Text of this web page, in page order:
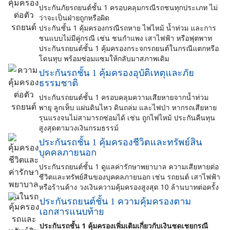
ประกันภัยรถยนต์ชั้น 1 ครอบคลุมกรณีรถชนทุกประเภท ไม่
ว่าจะเป็นฝ่ายถูกหรือผิด
ประกันชั้น 1 คุ้มครองกรณีรถหาย ไฟไหม้ น้ำท่วม และการ
ชนแบบไม่มีคู่กรณี เช่น ชนกำแพง เสาไฟฟ้า หรือฟุตพาท
ประกันรถยนต์ชั้น 1 คุ้มครองกระจกรถยนต์ในกรณีแตกหรือ
โดนทุบ พร้อมซ่อมแซมให้กลับมาสภาพเดิม
ประกันรถชั้น 1 คุ้มครองอุบัติเหตุและภัย
ธรรมชาติ
ประกันรถยนต์ชั้น 1 ครอบคลุมความเสียหายจากน้ำท่วม
พายุ ลูกเห็บ แผ่นดินไหว ดินถล่ม และไฟป่า หากรถเสียหาย
รุนแรงจนไม่สามารถซ่อมได้ เช่น ถูกไฟไหม้ ประกันคืนทุน
สูงสุดตามวงเงินกรมธรรม์
ประกันรถชั้น 1 คุ้มครองชีวิตและทรัพย์สิน
บุคคลภายนอก
ประกันรถยนต์ชั้น 1 ดูแลค่ารักษาพยาบาล ความเสียหายต่อ
ชีวิตและทรัพย์สินของบุคคลภายนอก เช่น รถยนต์ เสาไฟฟ้า
หรือร้านค้าง วงเงินความคุ้มครองสูงสุด 10 ล้านบาทต่อครั้ง
ประกันรถยนต์ชั้น 1 ความคุ้มครองตาม
เอกสารแนบท้าย
ประกันรถชั้น 1 คุ้มครองเพิ่มเติมเกี่ยวกับเงินชดเชยกรณี